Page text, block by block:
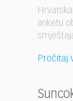
anketu
Pročitaj